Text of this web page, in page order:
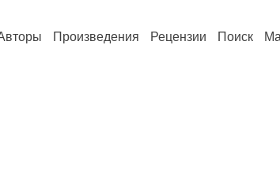
Произведения Рецензии Поиск